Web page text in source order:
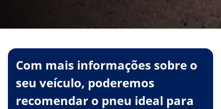
Com mais informações sobre o
seu veículo, poderemos
recomendar o pneu ideal para